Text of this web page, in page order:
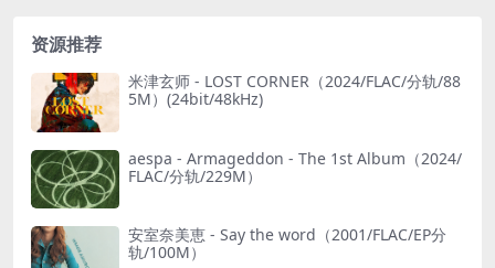
资源推荐
米津玄师 - LOST CORNER（2024/FLAC/分轨/88
5M）(24bit/48kHz)
aespa - Armageddon - The 1st Album（2024/
FLAC/分轨/229M）
安室奈美恵 - Say the word（2001/FLAC/EP分
轨/100M）